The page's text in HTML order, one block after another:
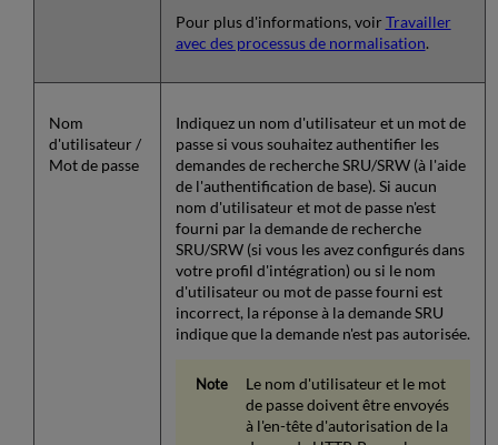
Pour plus d'informations, voir Travailler
avec des processus de normalisation.
Nom
d'utilisateur /
Mot de passe
Indiquez un nom d'utilisateur et un mot de
passe si vous souhaitez authentifier les
demandes de recherche SRU/SRW (à l'aide
de l'authentification de base). Si aucun
nom d'utilisateur et mot de passe n'est
fourni par la demande de recherche
SRU/SRW (si vous les avez configurés dans
votre profil d'intégration) ou si le nom
d'utilisateur ou mot de passe fourni est
incorrect, la réponse à la demande SRU
indique que la demande n'est pas autorisée.
Le nom d'utilisateur et le mot
de passe doivent être envoyés
à l'en-tête d'autorisation de la